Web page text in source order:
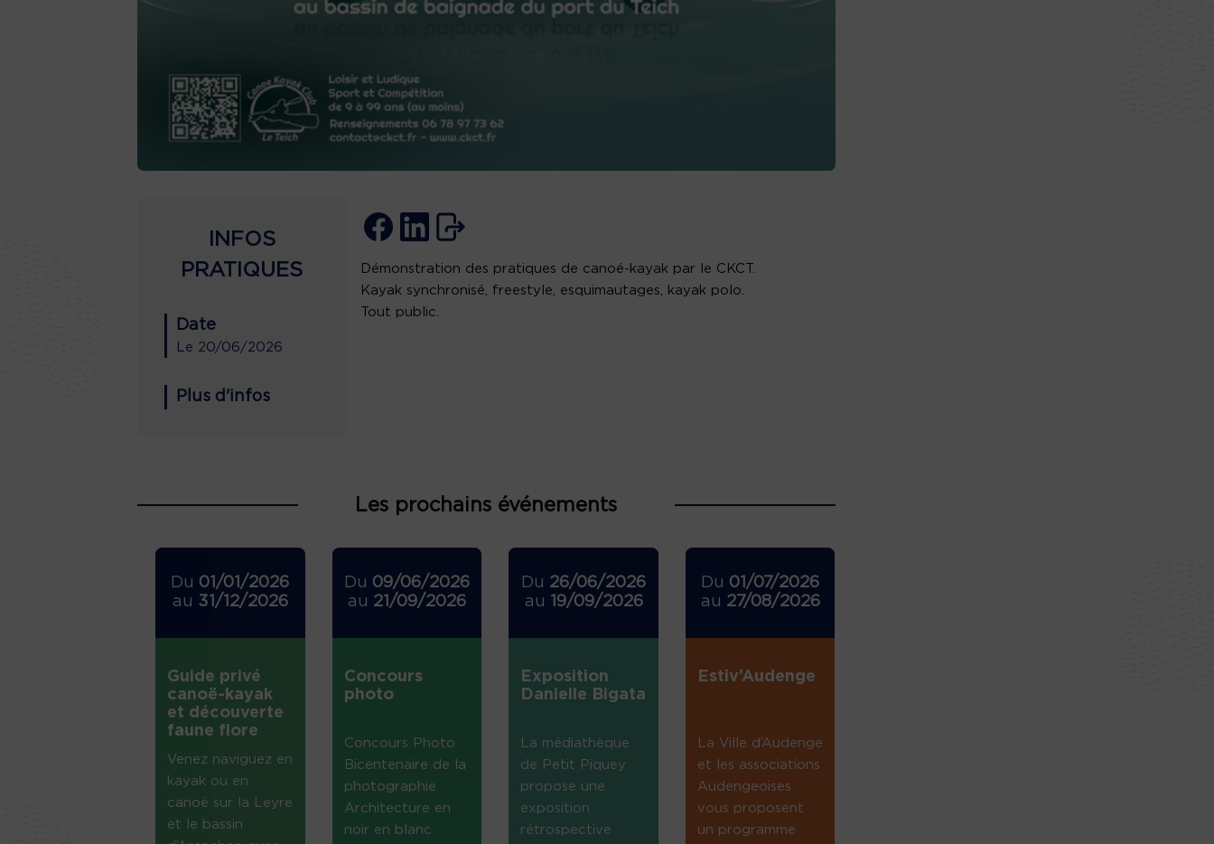
INFOS
PRATIQUES
Date
Le 20/06/2026
Plus d'infos
Démonstration des pratiques de canoé-kayak par le CKCT.
Kayak synchronisé, freestyle, esquimautages, kayak polo.
Tout public.
Les prochains événements
Du 01/01/2026
au 31/12/2026
Guide privé
canoë-kayak
et découverte
faune flore
Venez naviguez en
kayak ou en
canoë sur la Leyre
et le bassin
Du 09/06/2026
au 21/09/2026
Concours
photo
Concours Photo
Bicentenaire de la
photographie
Architecture en
noir en blanc
Du 26/06/2026
au 19/09/2026
Exposition
Danielle Bigata
La médiathèque
de Petit Piquey
propose une
exposition
rétrospective
Du 01/07/2026
au 27/08/2026
Estiv’Audenge
La Ville d’Audenge
et les associations
Audengeoises
vous proposent
un programme